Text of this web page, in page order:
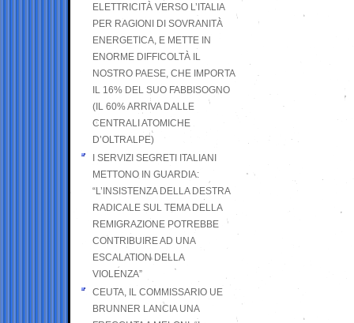
ELETTRICITÀ VERSO L’ITALIA
PER RAGIONI DI SOVRANITÀ
ENERGETICA, E METTE IN
ENORME DIFFICOLTÀ IL
NOSTRO PAESE, CHE IMPORTA
IL 16% DEL SUO FABBISOGNO
(IL 60% ARRIVA DALLE
CENTRALI ATOMICHE
D’OLTRALPE)
I SERVIZI SEGRETI ITALIANI
METTONO IN GUARDIA:
“L’INSISTENZA DELLA DESTRA
RADICALE SUL TEMA DELLA
REMIGRAZIONE POTREBBE
CONTRIBUIRE AD UNA
ESCALATION DELLA
VIOLENZA”
CEUTA, IL COMMISSARIO UE
BRUNNER LANCIA UNA